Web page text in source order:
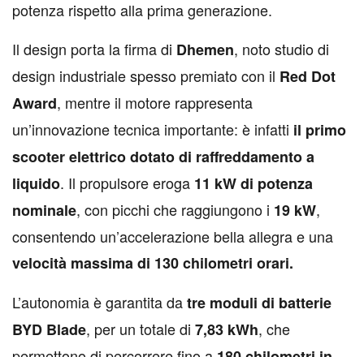
potenza rispetto alla prima generazione.
Il design porta la firma di Dhemen, noto studio di
design industriale spesso premiato con il Red Dot
Award, mentre il motore rappresenta
un’innovazione tecnica importante: è infatti il primo
scooter elettrico dotato di raffreddamento a
liquido. Il propulsore eroga 11 kW di potenza
nominale, con picchi che raggiungono i 19 kW,
consentendo un’accelerazione bella allegra e una
velocità massima di 130 chilometri orari.
L’autonomia è garantita datre moduli di batterie
BYD Blade, per un totale di 7,83 kWh, che